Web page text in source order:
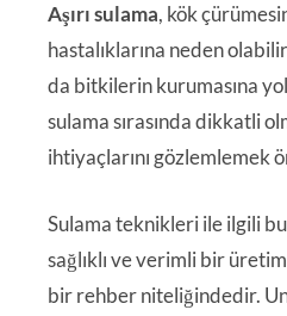
Aşırı sulama, kök
hastalıklarına neden
da bitkilerin kurumasına
sulama sırasında dikkatli
ihtiyaçlarını gözlemlemek
Sulama teknikleri ile ilgili
sağlıklı ve verimli bir
bir rehber niteliğindedir.